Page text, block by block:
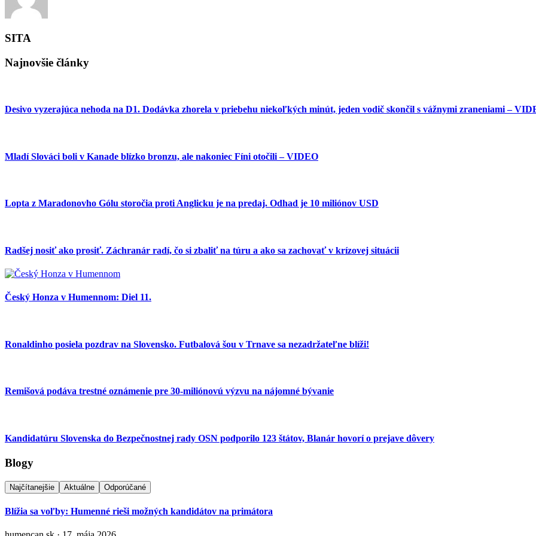
SITA
Najnovšie články
Desivo vyzerajúca nehoda na D1. Dodávka zhorela v priebehu niekoľkých minút, jeden vodič skončil s vážnymi zraneniami –
Mladí Slováci boli v Kanade blízko bronzu, ale nakoniec Fíni otočili – VIDEO
Lopta z Maradonovho Gólu storočia proti Anglicku je na predaj. Odhad je 10 miliónov USD
Radšej nosiť ako prosiť. Záchranár radí, čo si zbaliť na túru a ako sa zachovať v krízovej situácii
Český Honza v Humennom: Diel 11.
Ronaldinho posiela pozdrav na Slovensko. Futbalová šou v Trnave sa nezadržateľne blíži!
Remišová podáva trestné oznámenie pre 30-miliónovú výzvu na nájomné bývanie
Kandidatúru Slovenska do Bezpečnostnej rady OSN podporilo 123 štátov, Blanár hovorí o prejave dôvery
Blogy
Najčítanejšie Aktuálne Odporúčané
Blížia sa voľby: Humenné rieši možných kandidátov na primátora